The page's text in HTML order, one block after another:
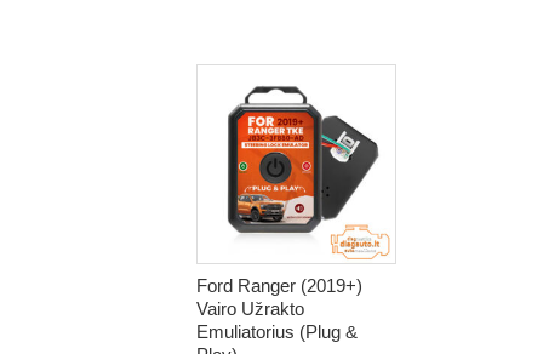
Ford Ranger (2019+)
Vairo Užrakto
Emuliatorius (Plug &